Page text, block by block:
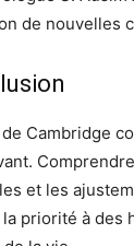
de nouvelles
de Cambridge
et les
priorité à des